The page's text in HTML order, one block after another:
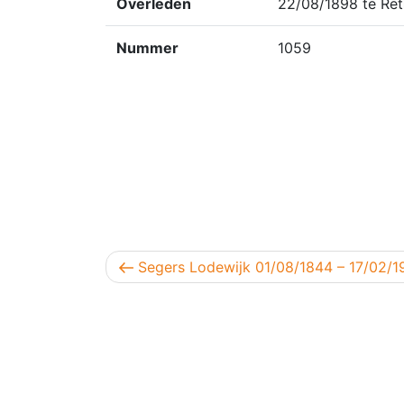
Overleden 22/08/1898 te
Nummer 1059
Berichtnavigatie
Vorig bericht
Segers Lodewijk 01/08/1844 – 17/02/